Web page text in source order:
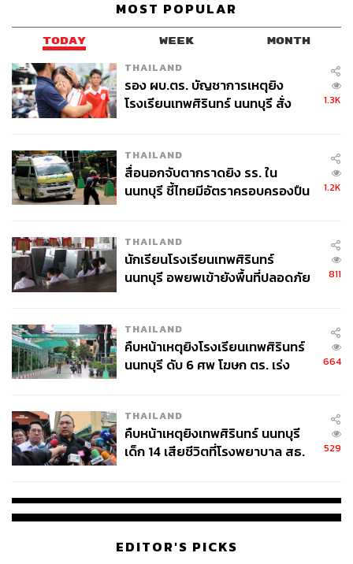
MOST POPULAR
TODAY WEEK MONTH
THAILAND
รอง ผบ.ตร. บัญชาการเหตุยิง
โรงเรียนเทพศิรินทร์ นนทบุรี สั่ง
1.3K
THAILAND
สื่อนอกจับตากราดยิง รร. ใน
นนทบุรี ชี้ไทยมีอัตราครอบครองปืน
1.2K
THAILAND
นักเรียนโรงเรียนเทพศิรินทร์
นนทบุรี อพยพเข้ายังพื้นที่ปลอดภัย
811
THAILAND
คืบหน้าเหตุยิงโรงเรียนเทพศิรินทร์
นนทบุรี ดับ 6 ศพ โฆษก ตร. เร่ง
664
THAILAND
คืบหน้าเหตุยิงเทพศิรินทร์ นนทบุรี
เด็ก 14 เสียชีวิตที่โรงพยาบาล สธ.
529
EDITOR'S PICKS